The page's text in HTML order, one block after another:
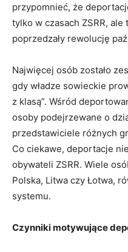
przypomnieć, że
tylko w czasach ZSRR,
poprzedzały rewolucję
Najwięcej osób zostało
gdy władze sowieckie
z klasą”. Wśród
osoby podejrzewane o
przedstawiciele różnych
Co ciekawe, deportacje
obywateli ZSRR. Wiele
Polska, Litwa czy Łotwa,
systemu.
Czynniki motywujące